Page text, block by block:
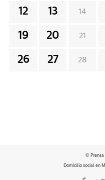
12 13 14
19 20 21
26 27 28
© Prensa
Domicilio social en